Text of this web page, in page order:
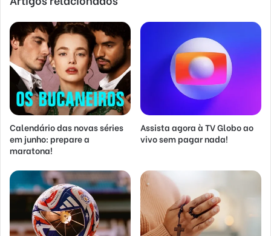
Calendário das novas séries
em junho: prepare a
maratona!
Assista agora à TV Globo ao
vivo sem pagar nada!